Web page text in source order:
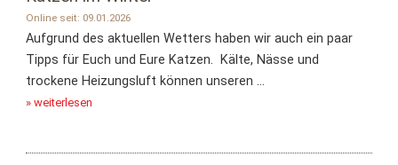
Online seit: 09.01.2026
Aufgrund des aktuellen Wetters haben wir auch ein paar
Tipps für Euch und Eure Katzen. Kälte, Nässe und
trockene Heizungsluft können unseren ...
» weiterlesen